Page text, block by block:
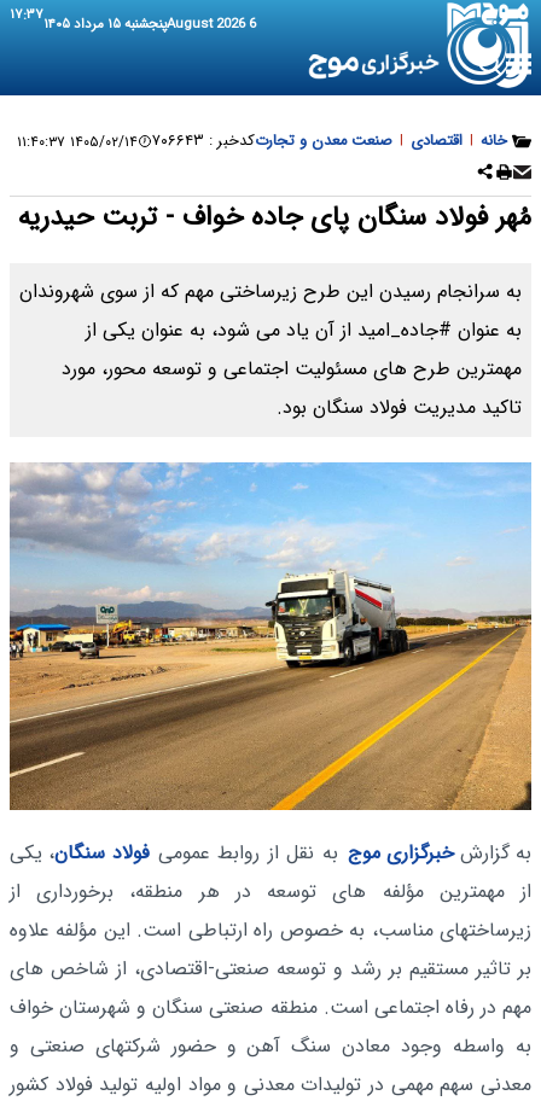
6 August 2026 پنجشنبه ۱۵ مرداد ۱۴۰۵ ۱۷:۳۷
خانه | اقتصادی | صنعت معدن و تجارتکدخبر : ۷۰۶۶۴۳ ۱۴۰۵/۰۲/۱۴ ۱۱:۴۰:۳۷
مُهر فولاد سنگان پای جاده خواف - تربت حیدریه
به سرانجام رسیدن این طرح زیرساختی مهم که از سوی شهروندان
به عنوان #جاده_امید از آن یاد می شود، به عنوان یکی از
مهمترین طرح های مسئولیت اجتماعی و توسعه محور، مورد
تاکید مدیریت فولاد سنگان بود.
به گزارشخبرگزاری موج به نقل از روابط عمومی فولاد سنگان، یکی
از مهمترین مؤلفه های توسعه در هر منطقه، برخورداری از
زیرساختهای مناسب، به خصوص راه ارتباطی است. این مؤلفه علاوه
بر تاثیر مستقیم بر رشد و توسعه صنعتی-اقتصادی، از شاخص های
مهم در رفاه اجتماعی است. منطقه صنعتی سنگان و شهرستان خواف
به واسطه وجود معادن سنگ آهن و حضور شرکتهای صنعتی و
معدنی سهم مهمی در تولیدات معدنی و مواد اولیه تولید فولاد کشور